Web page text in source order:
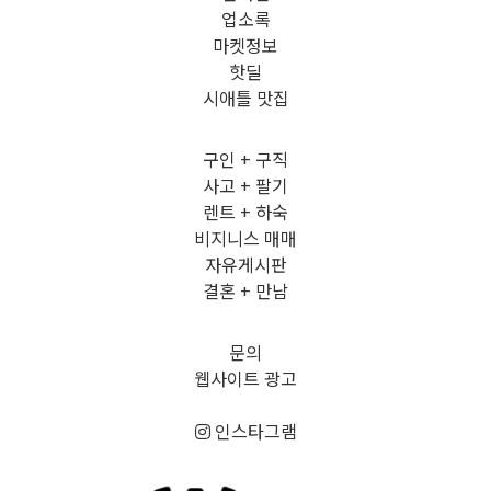
업소록
마켓정보
핫딜
시애틀 맛집
구인 + 구직
사고 + 팔기
렌트 + 하숙
비지니스 매매
자유게시판
결혼 + 만남
문의
웹사이트 광고
인스타그램